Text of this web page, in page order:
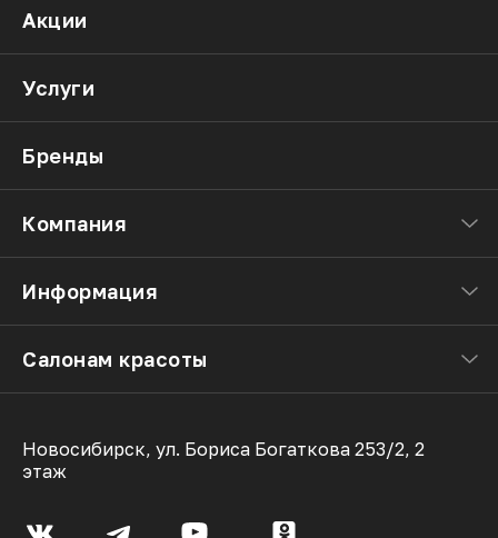
Акции
Услуги
Бренды
Компания
Информация
Салонам красоты
Новосибирск, ул. Бориса Богаткова 253/2, 2
этаж